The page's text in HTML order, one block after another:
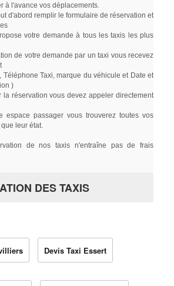
à l'avance vos déplacements.
d'abord remplir le formulaire de réservation et
votre demande à tous les taxis les plus
de votre demande par un taxi vous recevez
Taxi, marque du véhicule et Date et
)
réservation vous devez appeler directement
passager vous trouverez toutes vos
leur état.
de nos taxis n'entraîne pas de frais
DES TAXIS
Devis Taxi Essert